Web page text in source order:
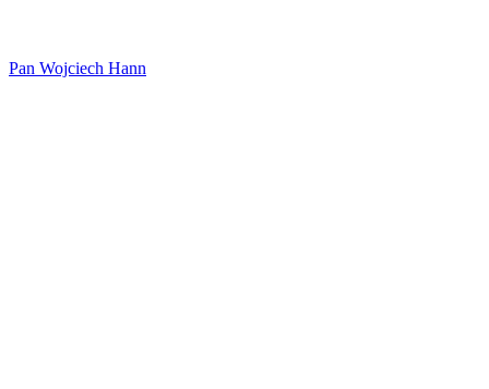
Pan Wojciech Hann